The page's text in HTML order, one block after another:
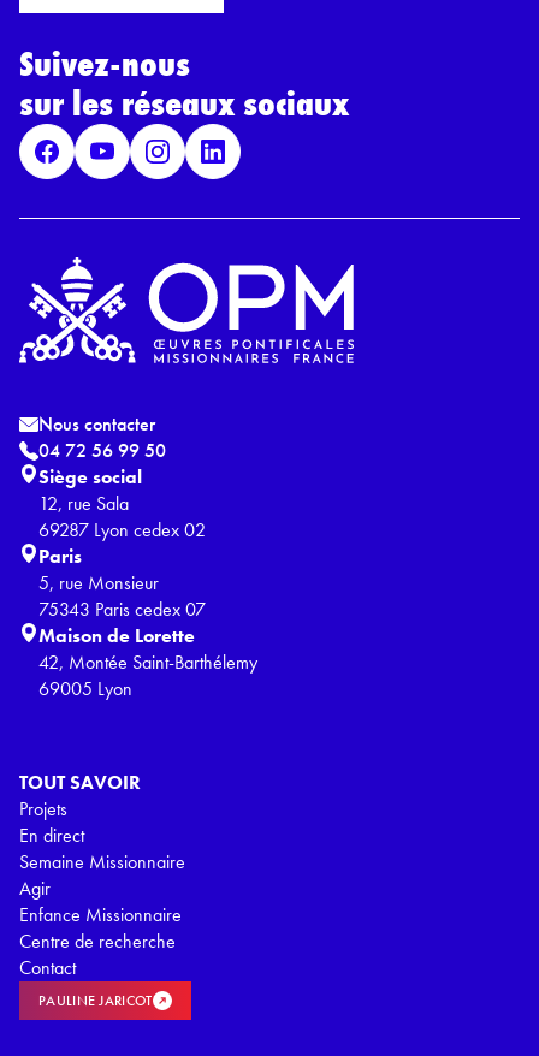
l
R
P
D
*
Suivez-nous
sur les réseaux sociaux
TOUT SAVOIR
Projets
En direct
Semaine Missionnaire
Agir
Enfance Missionnaire
Centre de recherche
Contact
PAULINE JARICOT
Nous contacter
04 72 56 99 50
Siège social
12, rue Sala
69287 Lyon cedex 02
Paris
5, rue Monsieur
75343 Paris cedex 07
Maison de Lorette
42, Montée Saint-Barthélemy
69005 Lyon